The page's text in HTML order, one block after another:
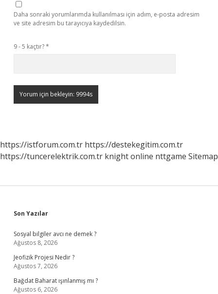
Daha sonraki yorumlarımda kullanılması için adım, e-posta adresim
ve site adresim bu tarayıcıya kaydedilsin.
9 - 5 kaçtır?*
https://istforum.com.tr https://destekegitim.com.tr
https://tuncerelektrik.com.tr knight online nttgame Sitemap
Sidebar
Son Yazılar
Sosyal bilgiler avcı ne demek ?
Ağustos 8, 2026
Jeofizik Projesi Nedir ?
Ağustos 7, 2026
Bağdat Baharat ışınlanmış mı ?
Ağustos 6, 2026